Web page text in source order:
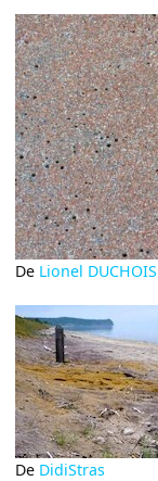
De Lionel
De DidiStras